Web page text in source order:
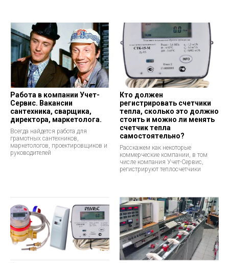
Работа в компании Учет-
Сервис. Вакансии
сантехника, сварщика,
директора, маркетолога.
Всегда найдется работа для
грамотных сантехников,
маркетологов, проектировщиков и
руководителей
Кто должен
регистрировать счетчики
тепла, сколько это должно
стоить и можно ли менять
счетчик тепла
самостоятельно?
Расскажем как некоторые
коммерческие компании, в том
числе компания Учет-Сервис,
регистрируют теплосчетчики